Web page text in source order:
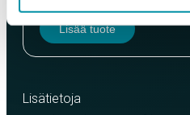
Lisää tuote
Lisätietoja